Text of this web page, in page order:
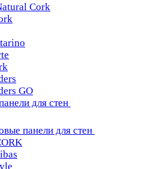
Cork
GO
для стен
панели для стен